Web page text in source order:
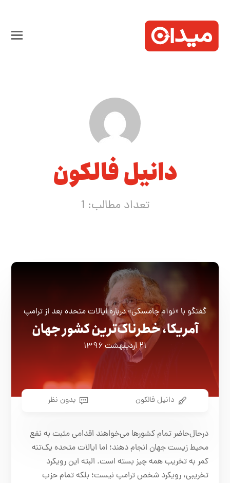
دانیل فالکون
تعداد مطالب: 1
گفتگو با «نوآم چامسکی» درباره ايالات متحده بعد از ترامپ
آمریکا، خطرناک‌ترین کشور جهان
۲۱ اردیبهشت ۱۳۹۶
دانیل فالکون بدون نظر
درحال‌حاضر تمام کشورها می‌خواهند اقدامی مثبت به نفع
محیط زیست جهان انجام ‌دهند؛ اما ایالات متحده یک‌تنه
کمر به تخریب همه چیز بسته است. البته این رویکرد
تخریبی، رویکرد شخص ترامپ نیست؛ بلکه تمام حزب